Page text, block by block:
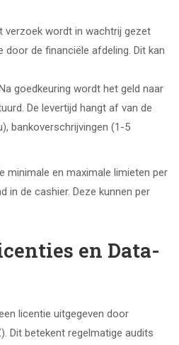
verzoek wordt in wachtrij gezet
de financiële afdeling. Dit kan
goedkeuring wordt het geld naar
De levertijd hangt af van de
bankoverschrijvingen (1-5
minimale en maximale limieten per
in de cashier. Deze kunnen per
en Data-
licentie uitgegeven door
Dit betekent regelmatige audits